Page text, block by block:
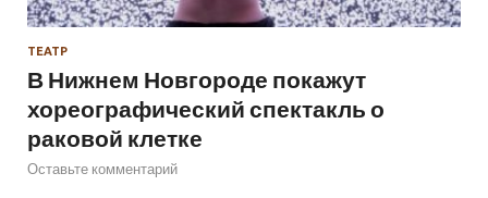
ТЕАТР
В Нижнем Новгороде покажут
хореографический спектакль о
раковой клетке
Оставьте комментарий